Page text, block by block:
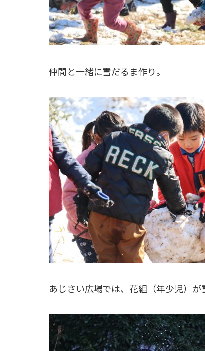
仲間と一緒に雪だるま作り。
あじさい広場では、花組（年少児）が